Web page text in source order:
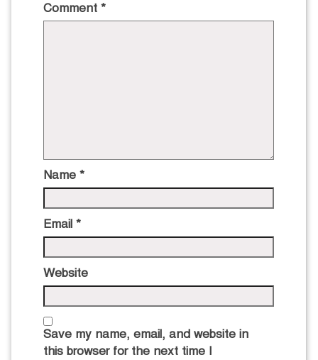
Comment *
Name *
Email *
Website
Save my name, email, and website in
this browser for the next time I